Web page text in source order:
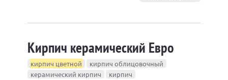
Кирпич керамический Евро
кирпич цветной
кирпич облицовочный
керамический кирпич
кирпич